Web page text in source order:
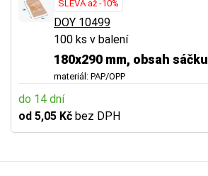
SLEVA až -10%
DOY 10499
100 ks v balení
180x290 mm, obsah
materiál: PAP/OPP
do 14 dní
od 5,05 Kč bez DPH